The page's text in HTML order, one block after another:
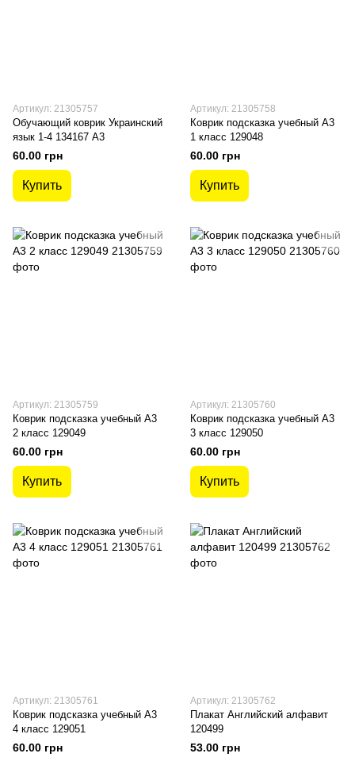
Артикул: 21305757
Обучающий коврик Украинский
язык 1-4 134167 А3
60.00 грн
Купить
Артикул: 21305758
Коврик подсказка учебный А3
1 класс 129048
60.00 грн
Купить
Артикул: 21305759
Коврик подсказка учебный А3
2 класс 129049
60.00 грн
Купить
Артикул: 21305760
Коврик подсказка учебный А3
3 класс 129050
60.00 грн
Купить
Артикул: 21305761
Коврик подсказка учебный А3
4 класс 129051
60.00 грн
Артикул: 21305762
Плакат Английский алфавит
120499
53.00 грн